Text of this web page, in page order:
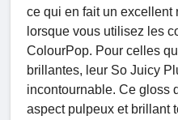
ce qui en fait un excellent
lorsque vous utilisez les
ColourPop. Pour celles
brillantes, leur So Juicy
incontournable. Ce gloss
aspect pulpeux et brillant